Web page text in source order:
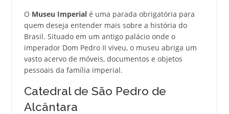
O Museu Imperialé uma parada obrigatória para
quem deseja entender mais sobre a história do
Brasil. Situado em um antigo palácio onde o
imperador Dom Pedro II viveu, o museu abriga um
vasto acervo de móveis, documentos e objetos
pessoais da família imperial.
Catedral de São Pedro de
Alcântara